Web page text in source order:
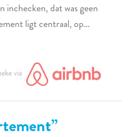
inchecken, dat was geen
ligt centraal, op
via